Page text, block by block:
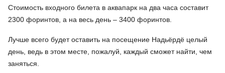
Стоимость входного билета в аквапарк на два часа составит
2300 форинтов, а на весь день – 3400 форинтов.
Лучше всего будет оставить на посещение Надьёрдё целый
день, ведь в этом месте, пожалуй, каждый сможет найти, чем
заняться.